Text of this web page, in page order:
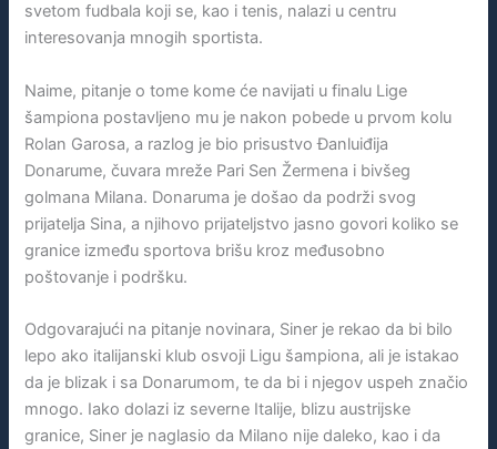
svetom fudbala koji se, kao i tenis, nalazi u centru
interesovanja mnogih sportista.
Naime, pitanje o tome kome će navijati u finalu Lige
šampiona postavljeno mu je nakon pobede u prvom kolu
Rolan Garosa, a razlog je bio prisustvo Đanluiđija
Donarume, čuvara mreže Pari Sen Žermena i bivšeg
golmana Milana. Donaruma je došao da podrži svog
prijatelja Sina, a njihovo prijateljstvo jasno govori koliko se
granice između sportova brišu kroz međusobno
poštovanje i podršku.
Odgovarajući na pitanje novinara, Siner je rekao da bi bilo
lepo ako italijanski klub osvoji Ligu šampiona, ali je istakao
da je blizak i sa Donarumom, te da bi i njegov uspeh značio
mnogo. Iako dolazi iz severne Italije, blizu austrijske
granice, Siner je naglasio da Milano nije daleko, kao i da